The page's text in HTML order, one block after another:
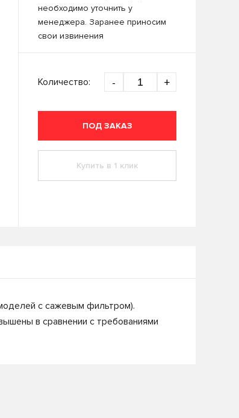
необходимо уточнить у
менеджера. Заранее приносим
свои извинения
Количество: - +
ПОД ЗАКАЗ
Купить в 1 клик
с сажевым фильтром).
в сравнении с требованиями